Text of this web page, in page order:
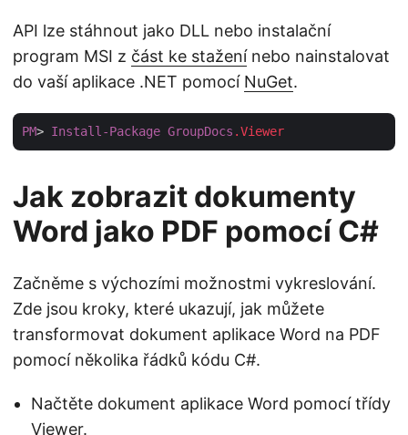
API lze stáhnout jako DLL nebo instalační
program MSI z část ke staženínebo nainstalovat
do vaší aplikace .NET pomocí NuGet.
PM> Install-Package GroupDocs .Viewer
Jak zobrazit dokumenty
Word jako PDF pomocí C#
Začněme s výchozími možnostmi vykreslování.
Zde jsou kroky, které ukazují, jak můžete
transformovat dokument aplikace Word na PDF
pomocí několika řádků kódu C#.
Načtěte dokument aplikace Word pomocí třídy
Viewer.